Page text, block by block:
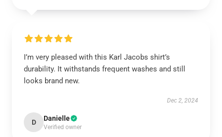
I’m very pleased with this Karl Jacobs shirt’s
durability. It withstands frequent washes and still
looks brand new.
Dec 2, 2024
D Danielle
Verified owner